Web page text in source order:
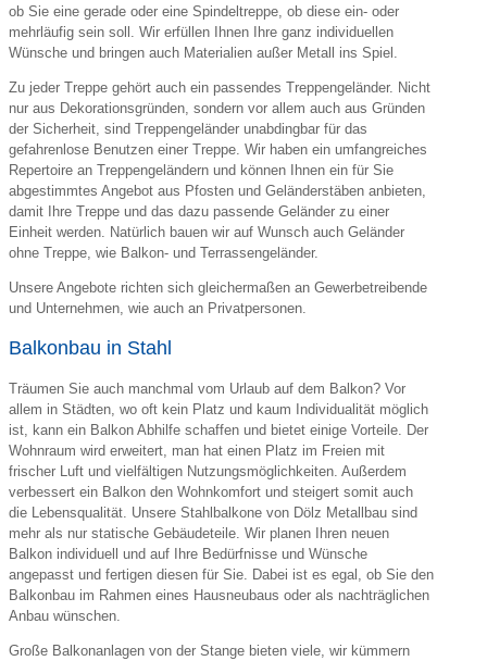
ob Sie eine gerade oder eine Spindeltreppe, ob diese ein- oder
mehrläufig sein soll. Wir erfüllen Ihnen Ihre ganz individuellen
Wünsche und bringen auch Materialien außer Metall ins Spiel.
Zu jeder Treppe gehört auch ein passendes Treppengeländer. Nicht
nur aus Dekorationsgründen, sondern vor allem auch aus Gründen
der Sicherheit, sind Treppengeländer unabdingbar für das
gefahrenlose Benutzen einer Treppe. Wir haben ein umfangreiches
Repertoire an Treppengeländern und können Ihnen ein für Sie
abgestimmtes Angebot aus Pfosten und Geländerstäben anbieten,
damit Ihre Treppe und das dazu passende Geländer zu einer
Einheit werden. Natürlich bauen wir auf Wunsch auch Geländer
ohne Treppe, wie Balkon- und Terrassengeländer.
Unsere Angebote richten sich gleichermaßen an Gewerbetreibende
und Unternehmen, wie auch an Privatpersonen.
Balkonbau in Stahl
Träumen Sie auch manchmal vom Urlaub auf dem Balkon? Vor
allem in Städten, wo oft kein Platz und kaum Individualität möglich
ist, kann ein Balkon Abhilfe schaffen und bietet einige Vorteile. Der
Wohnraum wird erweitert, man hat einen Platz im Freien mit
frischer Luft und vielfältigen Nutzungsmöglichkeiten. Außerdem
verbessert ein Balkon den Wohnkomfort und steigert somit auch
die Lebensqualität. Unsere Stahlbalkone von Dölz Metallbau sind
mehr als nur statische Gebäudeteile. Wir planen Ihren neuen
Balkon individuell und auf Ihre Bedürfnisse und Wünsche
angepasst und fertigen diesen für Sie. Dabei ist es egal, ob Sie den
Balkonbau im Rahmen eines Hausneubaus oder als nachträglichen
Anbau wünschen.
Große Balkonanlagen von der Stange bieten viele, wir kümmern